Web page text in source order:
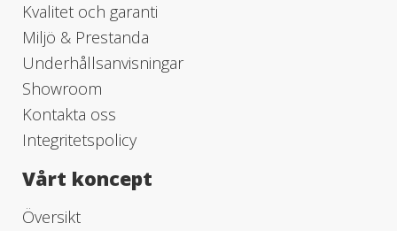
Kvalitet och garanti
Miljö & Prestanda
Underhållsanvisningar
Showroom
Kontakta oss
Integritetspolicy
Vårt koncept
Översikt